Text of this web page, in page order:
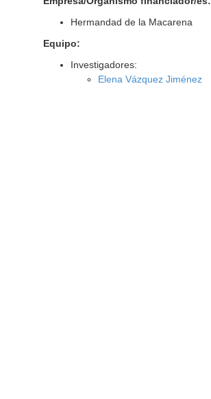
Hermandad de la Macarena
Equipo:
Investigadores:
Elena Vázquez Jiménez